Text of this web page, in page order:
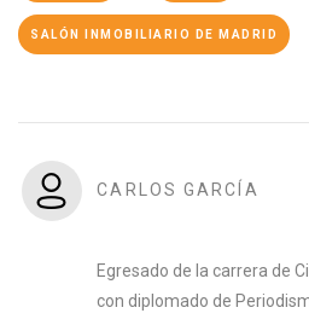
SALÓN INMOBILIARIO DE MADRID
CARLOS GARCÍA
Egresado de la carrera de
con diplomado de